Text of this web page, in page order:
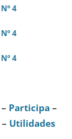
Nº 4
Nº 4
Nº 4
– Participa –
– Utilidades